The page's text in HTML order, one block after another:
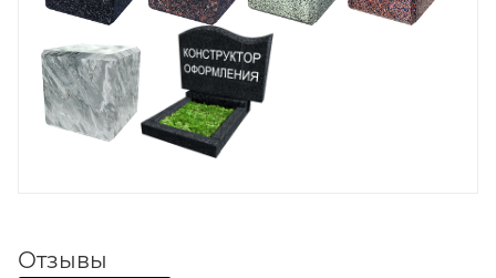
Отзывы